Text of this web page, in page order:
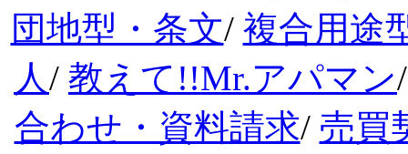
団地型・条文/ 複合用途
人/ 教えて!!Mr.アパマン
合わせ・資料請求/ 売買